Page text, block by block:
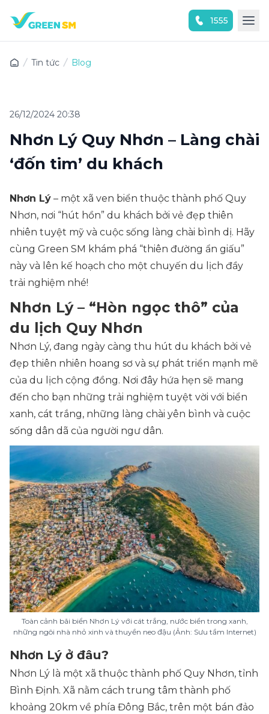
1555
Tin tức Blog
26/12/2024 20:38
Nhơn Lý Quy Nhơn – Làng chài
‘đốn tim’ du khách
Nhơn Lý – một xã ven biển thuộc thành phố Quy
Nhơn, nơi “hút hồn” du khách bởi vẻ đẹp thiên
nhiên tuyệt mỹ và cuộc sống làng chài bình dị. Hãy
cùng Green SM khám phá “thiên đường ẩn giấu”
này và lên kế hoạch cho một chuyến du lịch đầy
trải nghiệm nhé!
Nhơn Lý – “Hòn ngọc thô” của
du lịch Quy Nhơn
Nhơn Lý, đang ngày càng thu hút du khách bởi vẻ
đẹp thiên nhiên hoang sơ và sự phát triển mạnh mẽ
của du lịch cộng đồng. Nơi đây hứa hẹn sẽ mang
đến cho bạn những trải nghiệm tuyệt vời với biển
xanh, cát trắng, những làng chài yên bình và cuộc
sống dân dã của người ngư dân.
Toàn cảnh bãi biển Nhơn Lý với cát trắng, nước biển trong xanh,
những ngôi nhà nhỏ xinh và thuyền neo đậu (Ảnh: Sưu tầm Internet)
Nhơn Lý ở đâu?
Nhơn Lý là một xã thuộc thành phố Quy Nhơn, tỉnh
Bình Định. Xã nằm cách trung tâm thành phố
khoảng 20km về phía Đông Bắc, trên một bán đảo